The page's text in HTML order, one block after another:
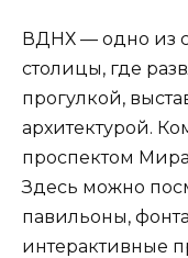
ВДНХ — одно из
столицы, где
прогулкой,
архитектурой.
проспектом
Здесь можно
павильоны,
интерактивные